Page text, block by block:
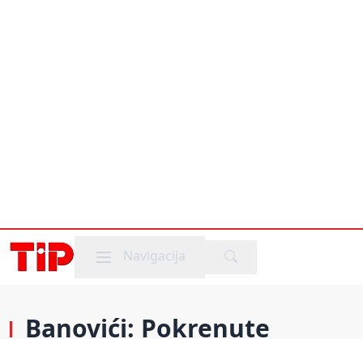
Mobile menu
Navigacija
Banovići: Pokrenute